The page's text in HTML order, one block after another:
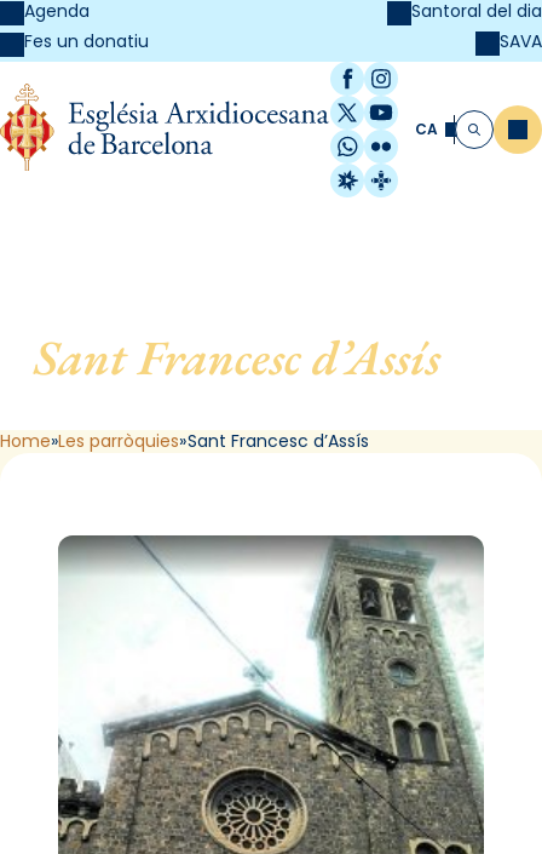
Agenda
Fes un donatiu
Santoral del dia
SAVA
Facebook
Instagram
X / Twitter
YouTube
WhatsApp
Flickr
Radio Estel
Catalunya
CA Cerca
Sant Francesc d’Assís, de
Home Les parròquies Sant Francesc d’Assís